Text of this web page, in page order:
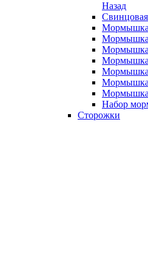
Назад
Мормышка
Мормышка
Набор
Сторожки